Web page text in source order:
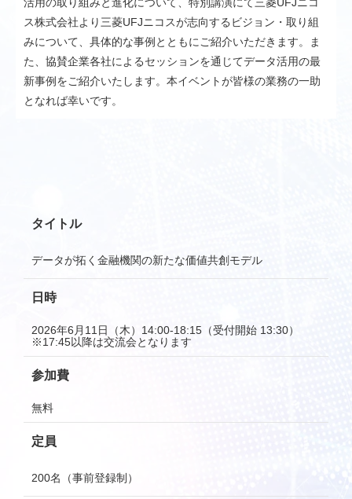
ス株式会社より三菱UFJニコスが志向するビジョン・取り組
みについて、具体的な事例とともにご紹介いただきます。ま
た、協賛企業各社によるセッションを通じてデータ活用の最
新事例をご紹介いたします。本イベントが皆様の業務の一助
となれば幸いです。
タイトル
データが拓く金融機関の新たな価値共創モデル
日時
2026年6月11日（木）14:00-18:15（受付開始 13:30）
※17:45以降は交流会となります
参加費
無料
定員
200名（事前登録制）